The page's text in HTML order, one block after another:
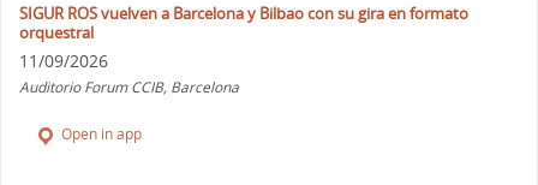
SIGUR ROS vuelven a Barcelona y Bilbao con su gira en formato
orquestral
11/09/2026
Auditorio Forum CCIB, Barcelona
Open in app